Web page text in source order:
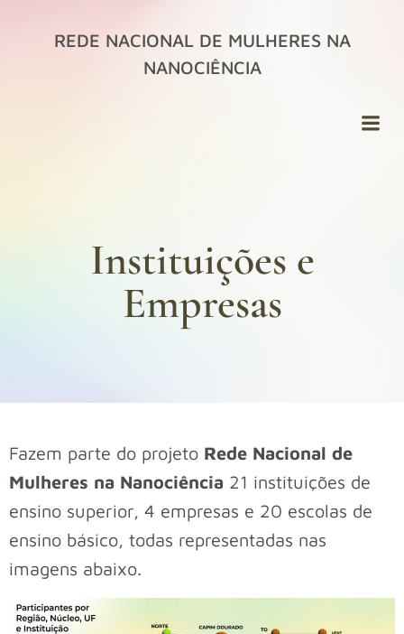
para
conteúdo
REDE NACIONAL DE MULHERES NA
NANOCIÊNCIA
Instituições e
Empresas
Fazem parte do projeto Rede Nacional de
Mulheres na Nanociência 21 instituições de
ensino superior, 4 empresas e 20 escolas de
ensino básico, todas representadas nas
imagens abaixo.